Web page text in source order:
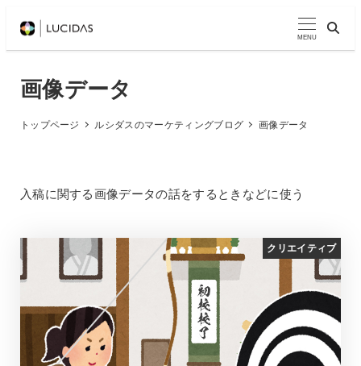
MENU
画像データ
トップページ ルシダスのマーケティングブログ 画像データ
入稿に関する画像データの話をするときなどに使う
クリエイティブ